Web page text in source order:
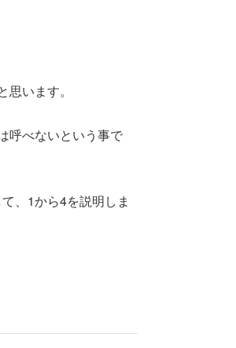
います。
呼べないという事で
、1から4を説明しま